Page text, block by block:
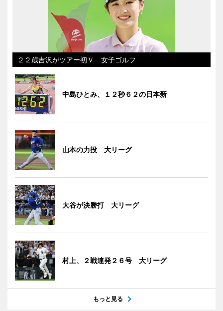
２２歳吉沢がツアー初Ｖ 女子ゴルフ
中島ひとみ、１２秒６２の日本新
山本の力投 大リーグ
大谷が決勝打 大リーグ
村上、２戦連発２６号 大リーグ
もっと見る